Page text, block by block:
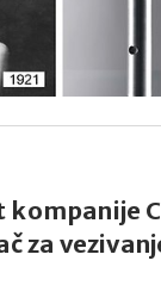
kompanije
za